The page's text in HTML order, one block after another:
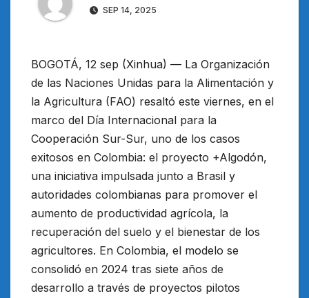
SEP 14, 2025
BOGOTÁ, 12 sep (Xinhua) — La Organización
de las Naciones Unidas para la Alimentación y
la Agricultura (FAO) resaltó este viernes, en el
marco del Día Internacional para la
Cooperación Sur-Sur, uno de los casos
exitosos en Colombia: el proyecto +Algodón,
una iniciativa impulsada junto a Brasil y
autoridades colombianas para promover el
aumento de productividad agrícola, la
recuperación del suelo y el bienestar de los
agricultores. En Colombia, el modelo se
consolidó en 2024 tras siete años de
desarrollo a través de proyectos pilotos